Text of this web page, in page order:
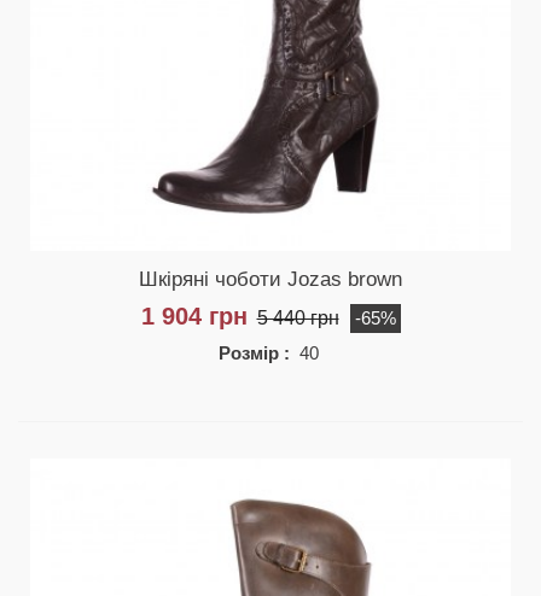
Шкіряні чоботи Jozas brown
1 904 грн 5 440 грн
-65%
Розмір : 40